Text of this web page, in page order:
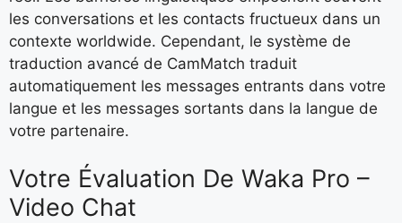
les conversations et les contacts fructueux dans un
contexte worldwide. Cependant, le système de
traduction avancé de CamMatch traduit
automatiquement les messages entrants dans votre
langue et les messages sortants dans la langue de
votre partenaire.
Votre Évaluation De Waka Pro –
Video Chat